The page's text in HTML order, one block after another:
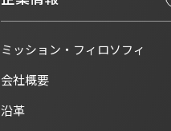
ミッション・フィロソフィ
会社概要
沿革